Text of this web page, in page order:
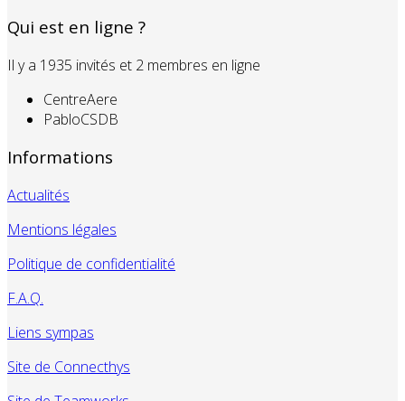
Qui est en ligne ?
Il y a 1935 invités et 2 membres en ligne
CentreAere
PabloCSDB
Informations
Actualités
Mentions légales
Politique de confidentialité
F.A.Q.
Liens sympas
Site de Connecthys